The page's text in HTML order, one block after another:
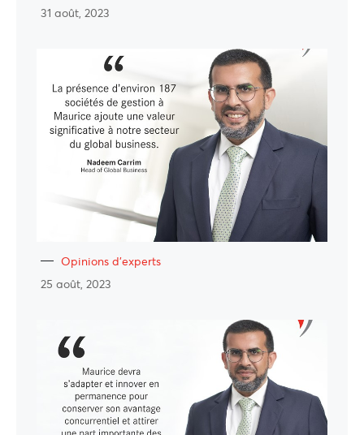
31 août, 2023
Opinions d'experts
25 août, 2023